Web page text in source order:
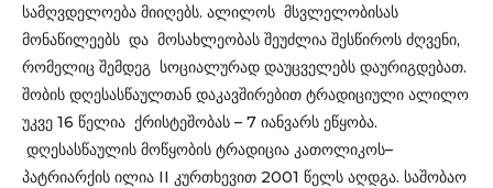
სამღვდელოება მიიღებს. ალილოს მსვლელობისას
მონაწილეებს და მოსახლეობას შეუძლია შესწიროს ძღვენი,
რომელიც შემდეგ სოციალურად დაუცველებს დაურიგდებათ.
შობის დღესასწაულთან დაკავშირებით ტრადიციული ალილო
უკვე 16 წელია ქრისტეშობას – 7 იანვარს ეწყობა.
დღესასწაულის მოწყობის ტრადიცია კათოლიკოს–
პატრიარქის ილია II კურთხევით 2001 წელს აღდგა. საშობაო